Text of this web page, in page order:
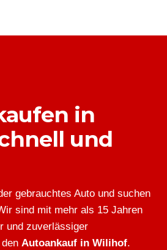
in
und
gebrauchtes Auto und suchen
sind mit mehr als 15 Jahren
und zuverlässiger
Autoankauf in Wilihof.